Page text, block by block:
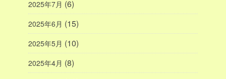
2025年7月 (6)
2025年6月 (15)
2025年5月 (10)
2025年4月 (8)